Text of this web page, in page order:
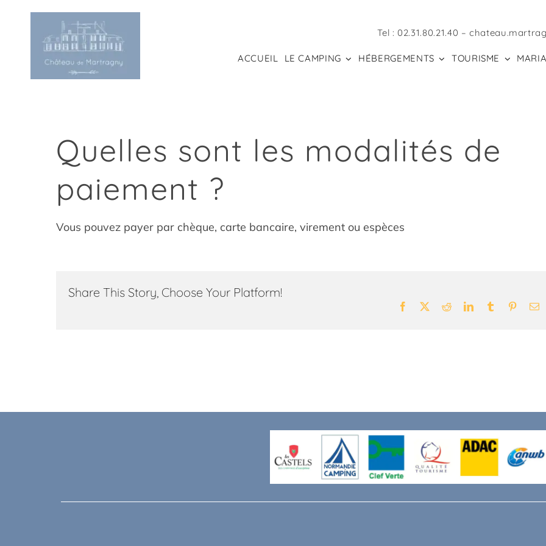
Tel :02.31.80.21.40 –
ACCUEIL LE CAMPING HÉBERGEMENTS TOURISME
Quelles sont les modalités de
paiement ?
Vous pouvez payer par chèque, carte bancaire, virement ou espèces
Share This Story, Choose Your Platform!
Facebook RedditLinkedInTumblr Pinterest